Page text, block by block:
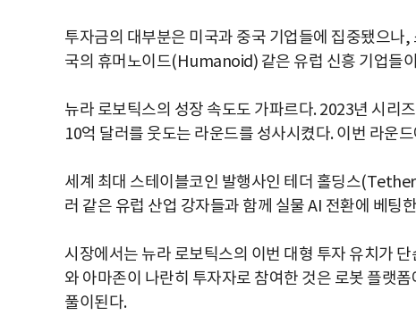
투자금의 대부분은 미국과 중국 기업들에 집중됐으
국의 휴머노이드(Humanoid) 같은 유럽 신흥 기업들
뉴라 로보틱스의 성장 속도도 가파르다. 2023년 시리
10억 달러를 웃도는 라운드를 성사시켰다. 이번 라운
세계 최대 스테이블코인 발행사인 테더 홀딩스
러 같은 유럽 산업 강자들과 함께 실물 AI 전환에 베팅
시장에서는 뉴라 로보틱스의 이번 대형 투자 유치가
와 아마존이 나란히 투자자로 참여한 것은 로봇 플랫
풀이된다.